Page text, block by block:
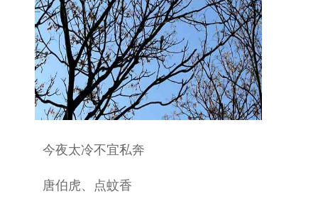
今夜太冷不宜私奔
唐伯虎、点蚊香